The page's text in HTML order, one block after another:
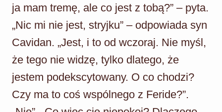
ja mam tremę, ale co jest z tobą?” – pyta.
„Nic mi nie jest, stryjku” – odpowiada syn
Cavidan. „Jest, i to od wczoraj. Nie myśl,
że tego nie widzę, tylko dlatego, że
jestem podekscytowany. O co chodzi?
Czy ma to coś wspólnego z Feride?”.